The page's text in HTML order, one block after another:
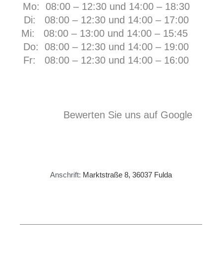
Mo: 08:00 – 12:30 und 14:00 – 18:30
Di: 08:00 – 12:30 und 14:00 – 17:00
Mi: 08:00 – 13:00 und 14:00 – 15:45
Do: 08:00 – 12:30 und 14:00 – 19:00
Fr: 08:00 – 12:30 und 14:00 – 16:00
Bewerten Sie uns auf Google
Anschrift: Marktstraße 8, 36037 Fulda